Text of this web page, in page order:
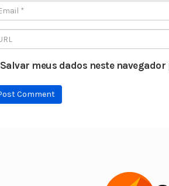
Salvar meus dados neste